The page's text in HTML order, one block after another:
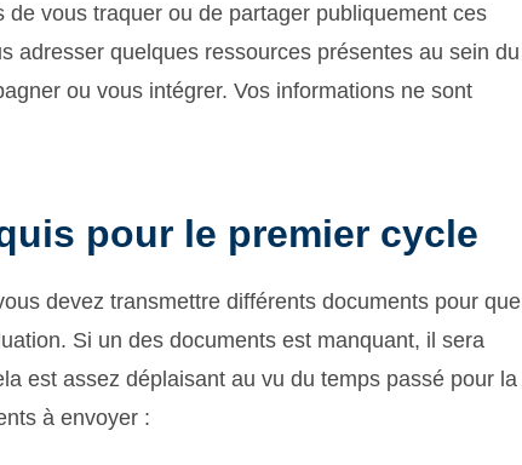
vous traquer ou de partager publiquement ces
adresser quelques ressources présentes au sein du
ou vous intégrer. Vos informations ne sont
pour le premier cycle
devez transmettre différents documents pour que
Si un des documents est manquant, il sera
est assez déplaisant au vu du temps passé pour la
à envoyer :